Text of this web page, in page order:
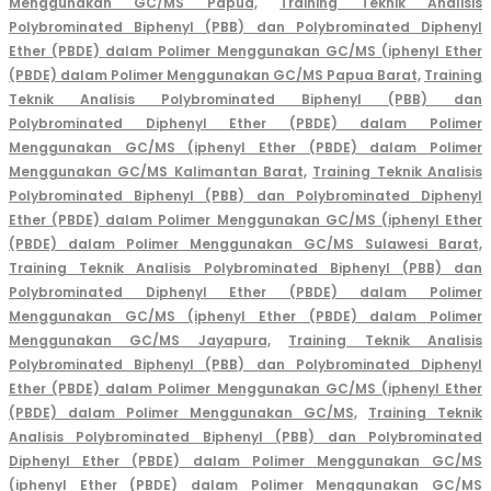
Polybrominated Biphenyl (PBB) dan Polybrominated Diphenyl
Ether (PBDE) dalam Polimer Menggunakan GC/MS (iphenyl Ether
(PBDE) dalam Polimer Menggunakan GC/MS Papua Barat, Training
Teknik Analisis Polybrominated Biphenyl (PBB) dan
Polybrominated Diphenyl Ether (PBDE) dalam Polimer
Menggunakan GC/MS (iphenyl Ether (PBDE) dalam Polimer
Menggunakan GC/MS Kalimantan Barat, Training Teknik Analisis
Polybrominated Biphenyl (PBB) dan Polybrominated Diphenyl
Ether (PBDE) dalam Polimer Menggunakan GC/MS (iphenyl Ether
(PBDE) dalam Polimer Menggunakan GC/MS Sulawesi Barat,
Training Teknik Analisis Polybrominated Biphenyl (PBB) dan
Polybrominated Diphenyl Ether (PBDE) dalam Polimer
Menggunakan GC/MS (iphenyl Ether (PBDE) dalam Polimer
Menggunakan GC/MS Jayapura,
Training Teknik Analisis
Polybrominated Biphenyl (PBB) dan Polybrominated Diphenyl
Ether (PBDE) dalam Polimer Menggunakan GC/MS (iphenyl Ether
(PBDE) dalam Polimer Menggunakan GC/MS,
Training Teknik
Analisis Polybrominated Biphenyl (PBB) dan Polybrominated
Diphenyl Ether (PBDE) dalam Polimer Menggunakan GC/MS
(iphenyl Ether (PBDE) dalam Polimer Menggunakan GC/MS